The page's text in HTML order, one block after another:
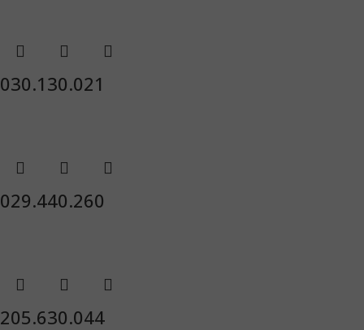
030.130.021
029.440.260
205.630.044